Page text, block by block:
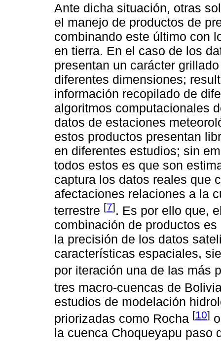
Ante dicha situación, otras
el manejo de productos de
combinando este último con
en tierra. En el caso de los
presentan un carácter
diferentes dimensiones;
información recopilado de
algoritmos computacionales
datos de estaciones
estos productos presentan
en diferentes estudios; sin
todos estos es que son
captura los datos reales que
afectaciones relaciones a la
terrestre [7]. Es por ello que,
combinación de productos
la precisión de los datos
características espaciales,
por iteración una de las más
tres macro-cuencas de
estudios de modelación
priorizadas como Rocha [10]
la cuenca Choqueyapu paso